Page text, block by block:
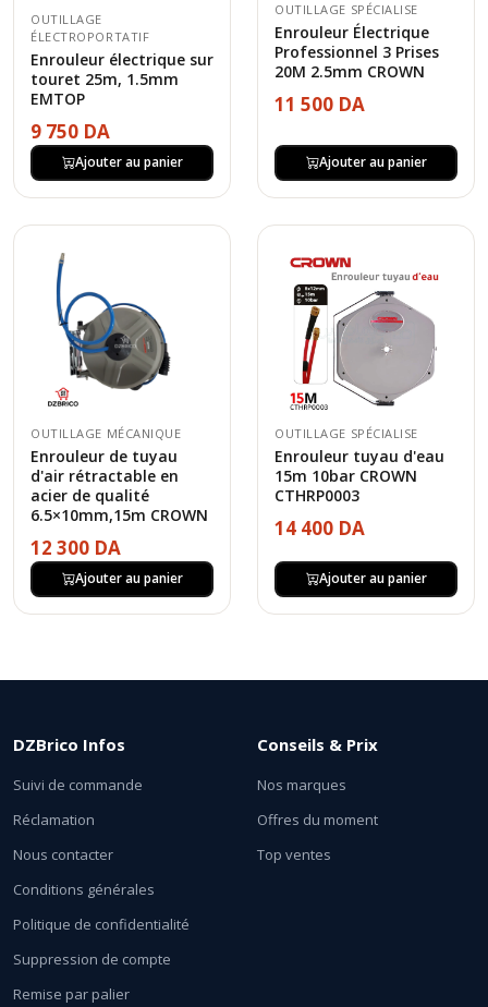
OUTILLAGE
ÉLECTROPORTATIF
Enrouleur électrique sur
touret 25m, 1.5mm
EMTOP
9 750 DA
Ajouter au panier
OUTILLAGE SPÉCIALISE
Enrouleur Électrique
Professionnel 3 Prises
20M 2.5mm CROWN
11 500 DA
Ajouter au panier
OUTILLAGE MÉCANIQUE
Enrouleur de tuyau
d'air rétractable en
acier de qualité
6.5×10mm,15m CROWN
12 300 DA
Ajouter au panier
OUTILLAGE SPÉCIALISE
Enrouleur tuyau d'eau
15m 10bar CROWN
CTHRP0003
14 400 DA
Ajouter au panier
DZBrico Infos
Suivi de commande
Réclamation
Nous contacter
Conditions générales
Politique de confidentialité
Suppression de compte
Remise par palier
Conseils & Prix
Nos marques
Offres du moment
Top ventes